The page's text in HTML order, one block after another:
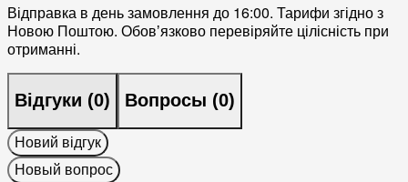
Відправка в день замовлення до 16:00. Тарифи згідно з
Новою Поштою. Обовʼязково перевіряйте цілісність при
отриманні.
Відгуки (0) Вопросы (0)
Новий відгук
Новый вопрос